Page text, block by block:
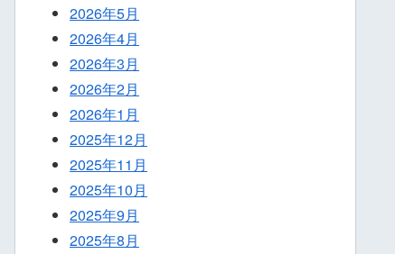
2026年5月
2026年4月
2026年3月
2026年2月
2026年1月
2025年12月
2025年11月
2025年10月
2025年9月
2025年8月